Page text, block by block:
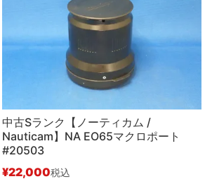
中古Sランク【ノーティカム /
Nauticam】NA EO65マクロポート
#20503
¥22,000税込